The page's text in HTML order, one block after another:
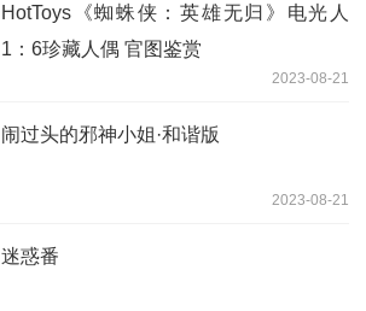
HotToys《蜘蛛侠：英雄无归》电光人
1：6珍藏人偶 官图鉴赏
2023-08-21
闹过头的邪神小姐·和谐版
2023-08-21
迷惑番